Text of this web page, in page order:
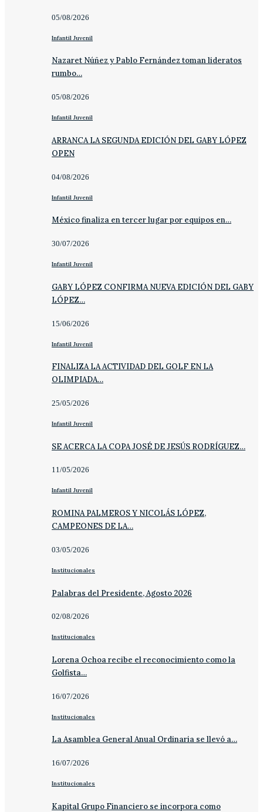
05/08/2026
Infantil Juvenil
Nazaret Núñez y Pablo Fernández toman lideratos
rumbo…
05/08/2026
Infantil Juvenil
ARRANCA LA SEGUNDA EDICIÓN DEL GABY LÓPEZ
OPEN
04/08/2026
Infantil Juvenil
México finaliza en tercer lugar por equipos en…
30/07/2026
Infantil Juvenil
GABY LÓPEZ CONFIRMA NUEVA EDICIÓN DEL GABY
LÓPEZ…
15/06/2026
Infantil Juvenil
FINALIZA LA ACTIVIDAD DEL GOLF EN LA
OLIMPIADA…
25/05/2026
Infantil Juvenil
SE ACERCA LA COPA JOSÉ DE JESÚS RODRÍGUEZ…
11/05/2026
Infantil Juvenil
ROMINA PALMEROS Y NICOLÁS LÓPEZ,
CAMPEONES DE LA…
03/05/2026
Institucionales
Palabras del Presidente, Agosto 2026
02/08/2026
Institucionales
Lorena Ochoa recibe el reconocimiento como la
Golfista…
16/07/2026
Institucionales
La Asamblea General Anual Ordinaria se llevó a…
16/07/2026
Institucionales
Kapital Grupo Financiero se incorpora como